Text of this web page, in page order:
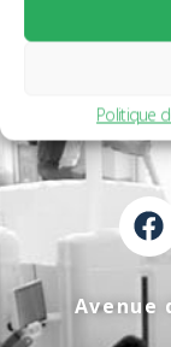
Politique
Avenue